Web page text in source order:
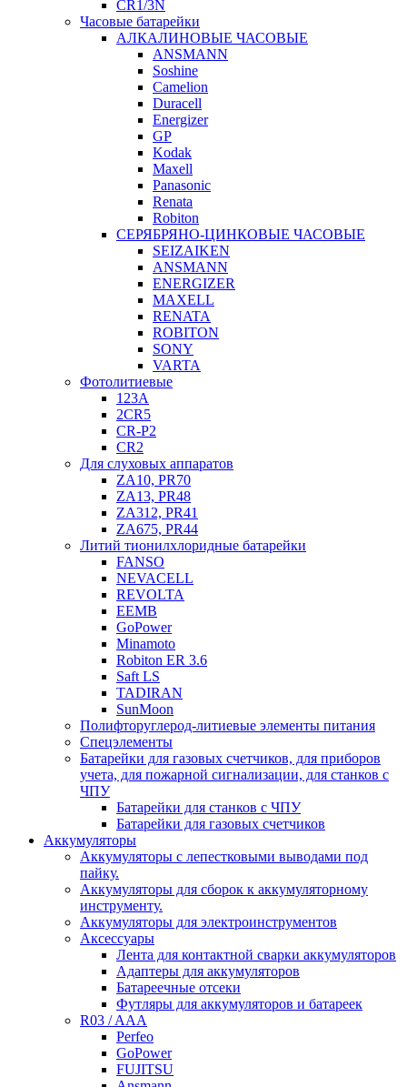
CR1/3N
Часовые батарейки
АЛКАЛИНОВЫЕ ЧАСОВЫЕ
ANSMANN
Soshine
Camelion
Duracell
Energizer
GP
Kodak
Maxell
Panasonic
Renata
Robiton
СЕРЯБРЯНО-ЦИНКОВЫЕ ЧАСОВЫЕ
SEIZAIKEN
ANSMANN
ENERGIZER
MAXELL
RENATA
ROBITON
SONY
VARTA
Фотолитиевые
123A
2CR5
CR-P2
CR2
Для слуховых аппаратов
ZA10, PR70
ZA13, PR48
ZA312, PR41
ZA675, PR44
Литий тионилхлоридные батарейки
FANSO
NEVACELL
REVOLTA
EEMB
GoPower
Minamoto
Robiton ER 3.6
Saft LS
TADIRAN
SunMoon
Полифторуглерод-литиевые элементы питания
Спецэлементы
Батарейки для газовых счетчиков, для приборов
учета, для пожарной сигнализации, для станков с
ЧПУ
Батарейки для станков с ЧПУ
Батарейки для газовых счетчиков
Аккумуляторы
Аккумуляторы с лепестковыми выводами под
пайку.
Аккумуляторы для сборок к аккумуляторному
инструменту.
Аккумуляторы для электроинструментов
Аксессуары
Лента для контактной сварки аккумуляторов
Адаптеры для аккумуляторов
Батареечные отсеки
Футляры для аккумуляторов и батареек
R03 / AAA
Perfeo
GoPower
FUJITSU